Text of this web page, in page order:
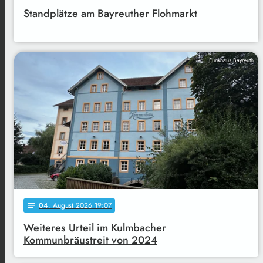
Standplätze am Bayreuther Flohmarkt
Funkhaus Bayreuth
notes 04. August 2026 19:07
Weiteres Urteil im Kulmbacher
Kommunbräustreit von 2024